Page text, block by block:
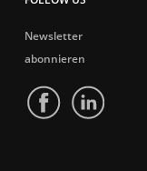
Newsletter
abonnieren